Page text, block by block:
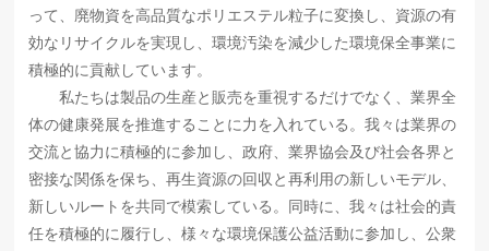
って、廃物資を高品質なポリエステル粒子に変換し、資源の有
効なリサイクルを実現し、環境汚染を減少した環境保全事業に
積極的に貢献しています。
私たちは製品の生産と販売を重視するだけでなく、業界全
体の健康発展を推進することに力を入れている。我々は業界の
交流と協力に積極的に参加し、政府、業界協会及び社会各界と
密接な関係を保ち、再生資源の回収と再利用の新しいモデル、
新しいルートを共同で模索している。同時に、我々は社会的責
任を積極的に履行し、様々な環境保護公益活動に参加し、公衆